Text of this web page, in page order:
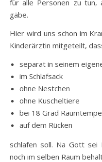
für alle Personen zu tun,
gäbe.
Hier wird uns schon im
Kinderärztin mitgeteilt,
separat in seinem
im Schlafsack
ohne Nestchen
ohne Kuscheltiere
bei 18 Grad
auf dem Rücken
schlafen soll. Na Gott
noch im selben Raum